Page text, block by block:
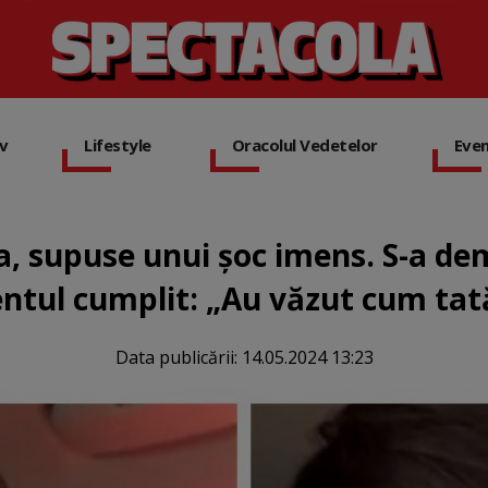
Lifestyle Oracolul Vedetelor
supuse unui șoc imens. S-a
cumplit: „Au văzut cum
Data publicării: 14.05.2024 13:23